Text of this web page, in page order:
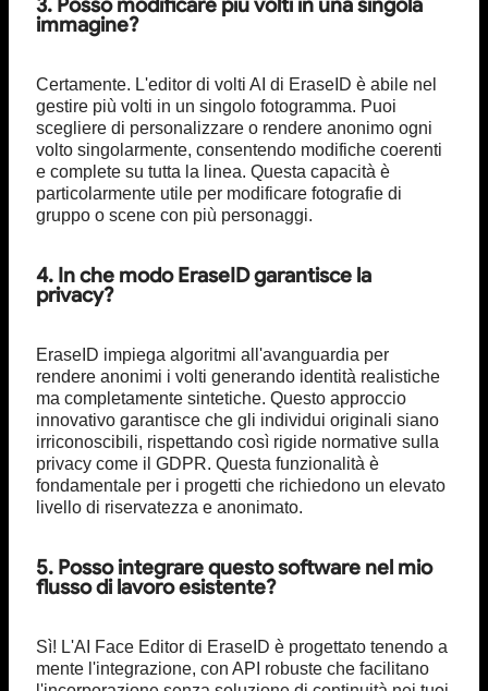
3. Posso modificare più volti in una singola
immagine?
Certamente. L'editor di volti AI di EraseID è abile nel
gestire più volti in un singolo fotogramma. Puoi
scegliere di personalizzare o rendere anonimo ogni
volto singolarmente, consentendo modifiche coerenti
e complete su tutta la linea. Questa capacità è
particolarmente utile per modificare fotografie di
gruppo o scene con più personaggi.
4. In che modo EraseID garantisce la
privacy?
EraseID impiega algoritmi all'avanguardia per
rendere anonimi i volti generando identità realistiche
ma completamente sintetiche. Questo approccio
innovativo garantisce che gli individui originali siano
irriconoscibili, rispettando così rigide normative sulla
privacy come il GDPR. Questa funzionalità è
fondamentale per i progetti che richiedono un elevato
livello di riservatezza e anonimato.
5. Posso integrare questo software nel mio
flusso di lavoro esistente?
Sì! L'AI Face Editor di EraseID è progettato tenendo a
mente l'integrazione, con API robuste che facilitano